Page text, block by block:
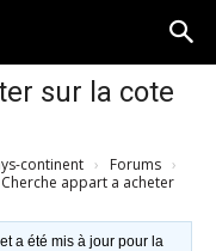
sur la cote
continent › Forums ›
Cherche appart a acheter
a été mis à jour pour la